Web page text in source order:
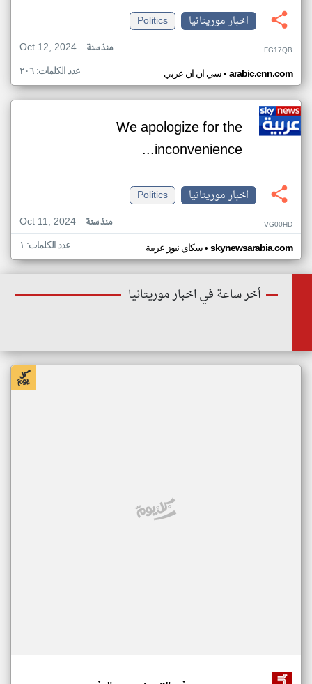
اخبار موريتانيا
Politics
Oct 12, 2024
منذ سنة FG17QB
سي ان ان عربي• arabic.cnn.com عدد الكلمات: ٢٠٦
We apologize for the
inconvenience...
اخبار موريتانيا
Politics
Oct 11, 2024
منذ سنة VG00HD
سكاي نيوز عربية• skynewsarabia.com عدد الكلمات: ١
أخر ساعة في اخبار موريتانيا